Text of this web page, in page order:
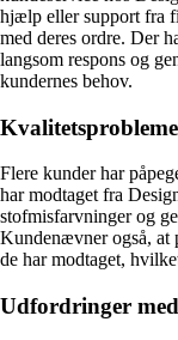
hjælp eller support fra
med deres ordre. Der
langsom respons og
kundernes behov.
Flere kunder har
har modtaget fra
stofmisfarvninger og
Kundenævner også, at
de har modtaget,
Udfordringer